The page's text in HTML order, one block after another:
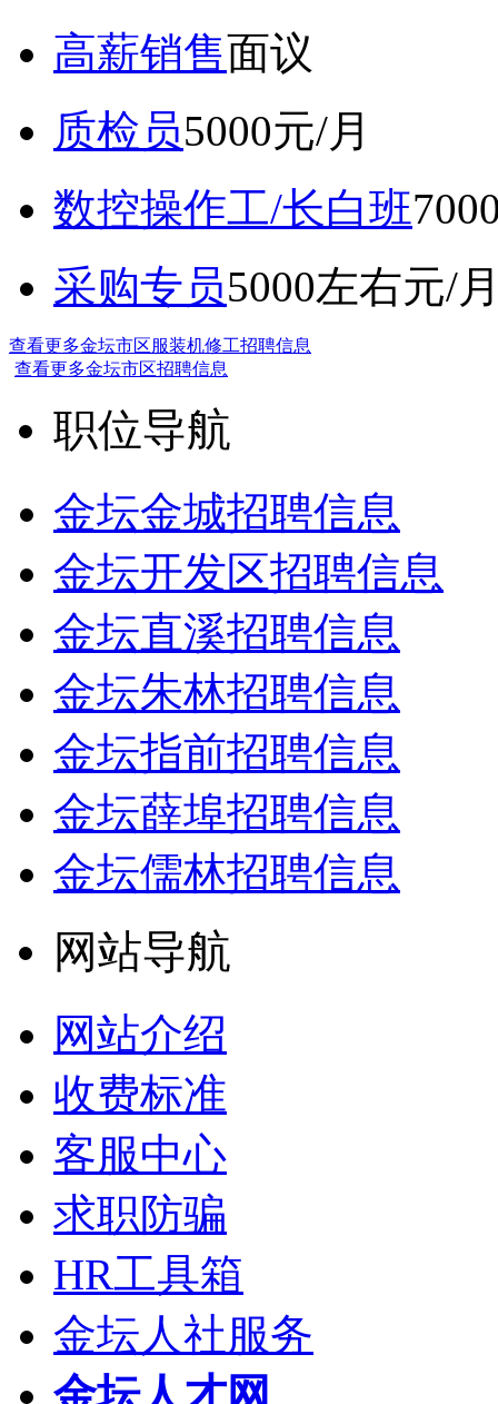
高薪销售面议
质检员5000元/月
数控操作工/长白班
采购专员5000左右元/
查看更多金坛市区服装机修工招聘信息
查看更多金坛市区招聘信息
职位导航
金坛金城招聘信息
金坛开发区招聘信息
金坛直溪招聘信息
金坛朱林招聘信息
金坛指前招聘信息
金坛薛埠招聘信息
金坛儒林招聘信息
网站导航
网站介绍
收费标准
客服中心
求职防骗
HR工具箱
金坛人社服务
金坛人才网